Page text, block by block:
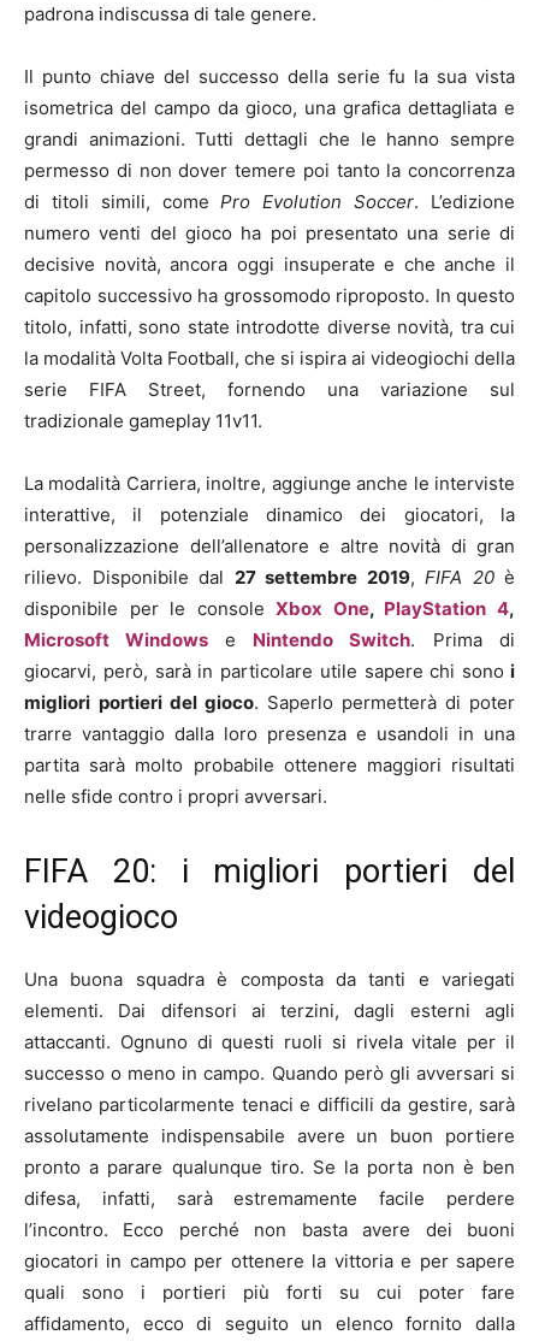
padrona indiscussa di tale genere.
Il punto chiave del successo della serie fu la sua vista
isometrica del campo da gioco, una grafica dettagliata e
grandi animazioni. Tutti dettagli che le hanno sempre
permesso di non dover temere poi tanto la concorrenza
di titoli simili, comePro Evolution Soccer. L’edizione
numero venti del gioco ha poi presentato una serie di
decisive novità, ancora oggi insuperate e che anche il
capitolo successivo ha grossomodo riproposto. In questo
titolo, infatti, sono state introdotte diverse novità, tra cui
la modalità Volta Football, che si ispira ai videogiochi della
serie FIFA Street, fornendo una variazione sul
tradizionale gameplay 11v11.
La modalità Carriera, inoltre, aggiunge anche le interviste
interattive, il potenziale dinamico dei giocatori, la
personalizzazione dell’allenatore e altre novità di gran
rilievo. Disponibile dal 27 settembre 2019, FIFA 20 è
disponibile per le consoleXbox One, PlayStation 4,
Microsoft Windows e Nintendo Switch. Prima di
giocarvi, però, sarà in particolare utile sapere chi sono i
migliori portieri del gioco. Saperlo permetterà di poter
trarre vantaggio dalla loro presenza e usandoli in una
partita sarà molto probabile ottenere maggiori risultati
nelle sfide contro i propri avversari.
FIFA 20: i migliori portieri del
videogioco
Una buona squadra è composta da tanti e variegati
elementi. Dai difensori ai terzini, dagli esterni agli
attaccanti. Ognuno di questi ruoli si rivela vitale per il
successo o meno in campo. Quando però gli avversari si
rivelano particolarmente tenaci e difficili da gestire, sarà
assolutamente indispensabile avere un buon portiere
pronto a parare qualunque tiro. Se la porta non è ben
difesa, infatti, sarà estremamente facile perdere
l’incontro. Ecco perché non basta avere dei buoni
giocatori in campo per ottenere la vittoria e per sapere
quali sono i portieri più forti su cui poter fare
affidamento, ecco di seguito un elenco fornito dalla